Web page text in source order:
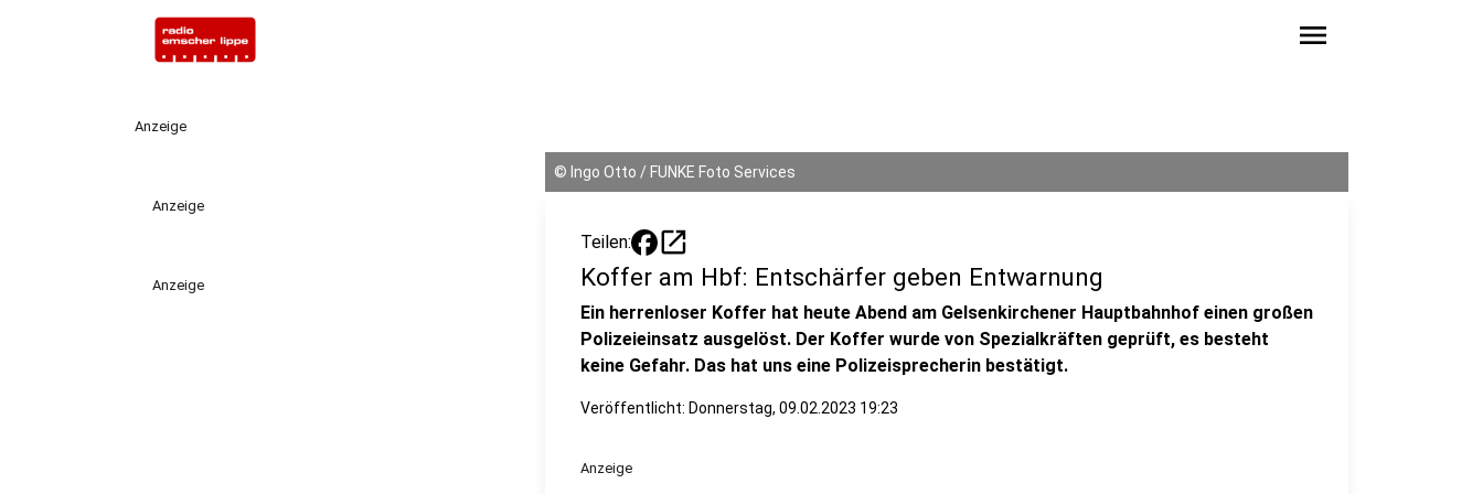
menu
Anzeige
Anzeige
Anzeige
© Ingo Otto / FUNKE Foto Services
Teilen: open_in_new
Koffer am Hbf: Entschärfer geben Entwarnung
Ein herrenloser Koffer hat heute Abend am Gelsenkirchener Hauptbahnhof einen großen
Polizeieinsatz ausgelöst. Der Koffer wurde von Spezialkräften geprüft, es besteht
keine Gefahr. Das hat uns eine Polizeisprecherin bestätigt.
Veröffentlicht: Donnerstag, 09.02.2023 19:23
Anzeige